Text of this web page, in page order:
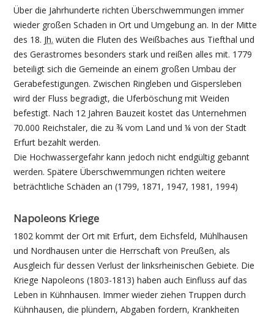
Über die Jahrhunderte richten Überschwemmungen immer
wieder großen Schaden in Ort und Umgebung an. In der Mitte
des 18. Jh. wüten die Fluten des Weißbaches aus Tiefthal und
des Gerastromes besonders stark und reißen alles mit. 1779
beteiligt sich die Gemeinde an einem großen Umbau der
Gerabefestigungen. Zwischen Ringleben und Gispersleben
wird der Fluss begradigt, die Uferböschung mit Weiden
befestigt. Nach 12 Jahren Bauzeit kostet das Unternehmen
70.000 Reichstaler, die zu ¾ vom Land und ¼ von der Stadt
Erfurt bezahlt werden.
Die Hochwassergefahr kann jedoch nicht endgültig gebannt
werden. Spätere Überschwemmungen richten weitere
beträchtliche Schäden an (1799, 1871, 1947, 1981, 1994)
Napoleons Kriege
1802 kommt der Ort mit Erfurt, dem Eichsfeld, Mühlhausen
und Nordhausen unter die Herrschaft von Preußen, als
Ausgleich für dessen Verlust der linksrheinischen Gebiete. Die
Kriege Napoleons (1803-1813) haben auch Einfluss auf das
Leben in Kühnhausen. Immer wieder ziehen Truppen durch
Kühnhausen, die plündern, Abgaben fordern, Krankheiten